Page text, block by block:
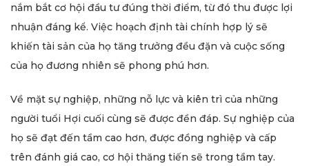
nắm bắt cơ hội đầu tư đúng thời điểm, từ đó thu được lợi
nhuận đáng kể. Việc hoạch định tài chính hợp lý sẽ
khiến tài sản của họ tăng trưởng đều đặn và cuộc sống
của họ đương nhiên sẽ phong phú hơn.
Về mặt sự nghiệp, những nỗ lực và kiên trì của những
người tuổi Hợi cuối cùng sẽ được đền đáp. Sự nghiệp của
họ sẽ đạt đến tầm cao hơn, được đồng nghiệp và cấp
trên đánh giá cao, cơ hội thăng tiến sẽ trong tầm tay.